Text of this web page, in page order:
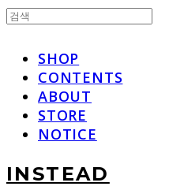
SHOP
CONTENTS
ABOUT
STORE
NOTICE
INSTEAD